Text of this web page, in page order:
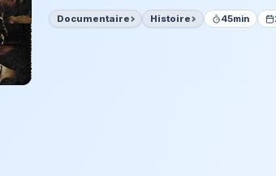
Documentaire Histoire 45min